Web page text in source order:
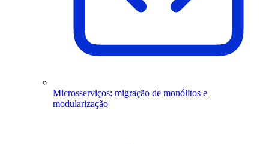
Microsserviços: migração de monólitos e
modularização